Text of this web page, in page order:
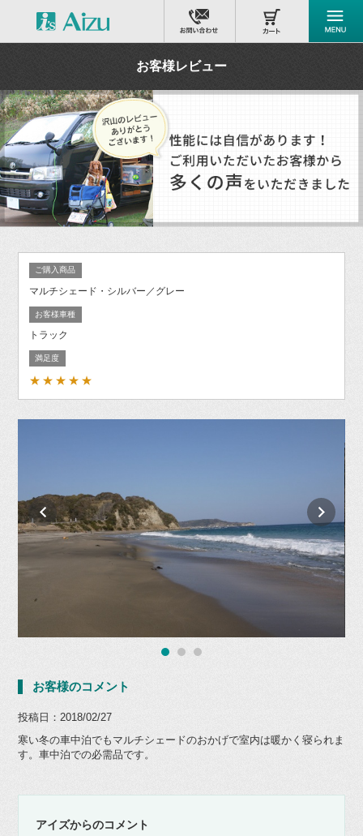
お客様レビュー
ご購入商品
マルチシェード・シルバー／グレー
お客様車種
トラック
満足度
★★★★★
お客様のコメント
投稿日：2018/02/27
寒い冬の車中泊でもマルチシェードのおかげで室内は暖かく寝られま
す。車中泊での必需品です。
アイズからのコメント